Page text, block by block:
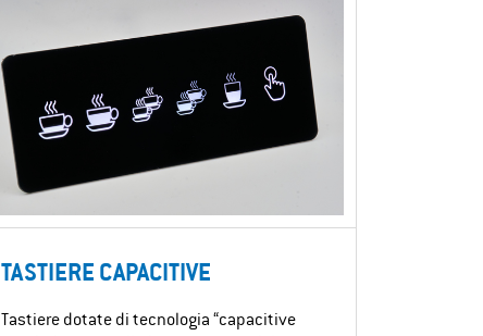
TASTIERE CAPACITIVE
Tastiere dotate di tecnologia “capacitive